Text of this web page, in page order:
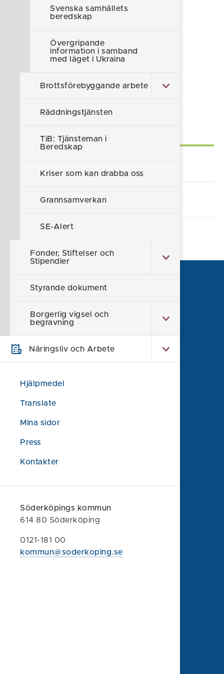
Svenska samhällets
beredskap
Övergripande
information i samband
med läget i Ukraina
Brottsförebyggande arbete
Räddningstjänsten
TiB: Tjänsteman i
Beredskap
Kriser som kan drabba oss
Grannsamverkan
SE-Alert
Fonder, Stiftelser och
Stipendier
Styrande dokument
Borgerlig vigsel och
begravning
Näringsliv och Arbete
Hjälpmedel
Translate
Mina sidor
Press
Kontakter
Söderköpings kommun
614 80 Söderköping
0121-181 00
kommun@soderkoping.se
Självservice
Alla e-tjänster och blanketter
Söderköpings kommun
614 80 Söderköping
0121-181 00
kommun@soderkoping.se
Felanmälan
Synpunkt eller klagomål
Om webbplatsen